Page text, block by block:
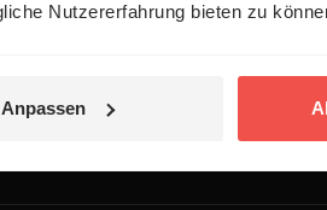
Nutzererfahrung bieten zu
Anpassen